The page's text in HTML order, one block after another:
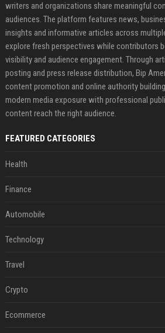
writers and organizations share meaningful
audiences. The platform features news,
insights and informative articles across
explore fresh perspectives while contributors
visibility and audience engagement. Through
posting and press release distribution, Bip
content promotion and online authority
modern media exposure with professional
content reach the right audience.
FEATURED CATEGORIES
Health
Finance
Automobile
Technology
Travel
Crypto
Ecommerce